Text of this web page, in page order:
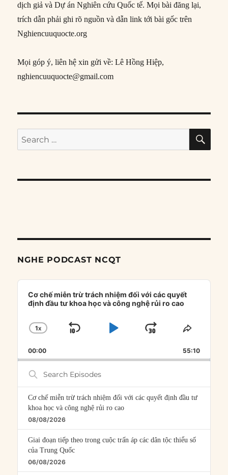
dịch giả và Dự án Nghiên cứu Quốc tế. Mọi bài đăng lại,
trích dẫn phải ghi rõ nguồn và dẫn link tới bài gốc trên
Nghiencuuquocte.org
Mọi góp ý, liên hệ xin gửi về: Lê Hồng Hiệp,
nghiencuuquocte@gmail.com
Search
for:
NGHE PODCAST NCQT
Audio
Player
Cơ chế miễn trừ trách nhiệm đối với các quyết
định đầu tư khoa học và công nghệ rủi ro cao
CHANGE
RATE
1X
SKIP
PLAYJUMP
FORWARD
SHARE
00:00 55:10
Search
Episodes
Cơ chế miễn trừ trách nhiệm đối với các quyết định đầu tư
khoa học và công nghệ rủi ro cao
08/08/2026
Giai đoạn tiếp theo trong cuộc trấn áp các dân tộc thiểu số
của Trung Quốc
06/08/2026